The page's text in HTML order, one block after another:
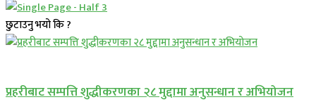
छुटाउनु भयो कि ?
प्रहरीबाट सम्पत्ति शुद्धीकरणका २८ मुद्दामा अनुसन्धान र अभियोजन